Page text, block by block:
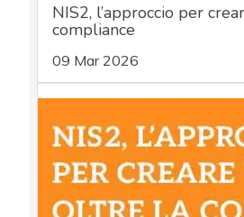
NIS2, l’approccio per
compliance
09 Mar 2026